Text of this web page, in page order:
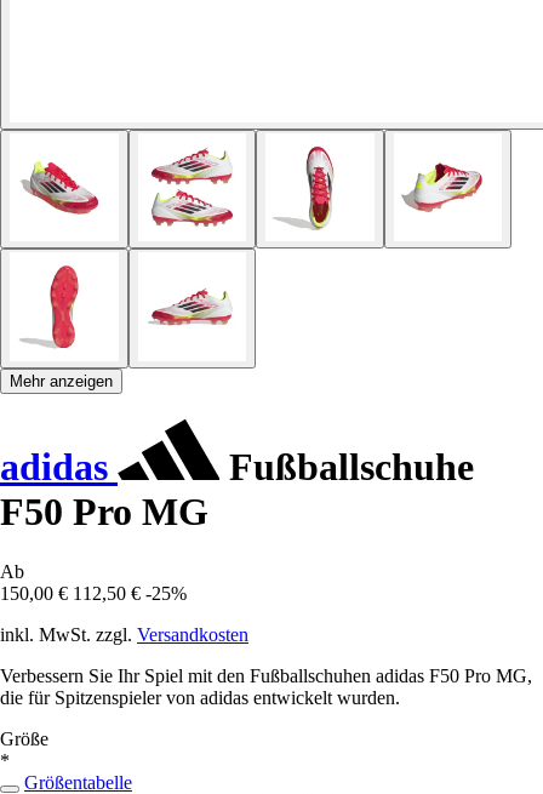
Mehr anzeigen
adidas
Fußballschuhe
F50 Pro MG
Ab
150,00 € 112,50 € -25%
inkl. MwSt. zzgl. Versandkosten
Verbessern Sie Ihr Spiel mit den Fußballschuhen adidas F50 Pro MG,
die für Spitzenspieler von adidas entwickelt wurden.
Größe
*
Größentabelle